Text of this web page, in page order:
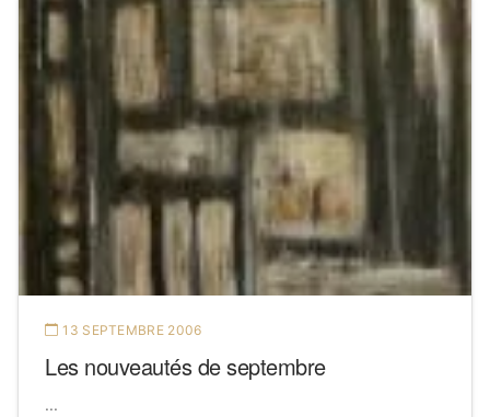
13 SEPTEMBRE 2006
Les nouveautés de septembre
...